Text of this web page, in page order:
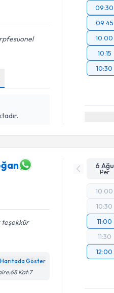
09:30
09:45
10:00
10:15
10:30
teşekkür
Haritada Göster
Kat:7
6 Ağu
Per
10:00
10:30
11:00
11:30
12:00